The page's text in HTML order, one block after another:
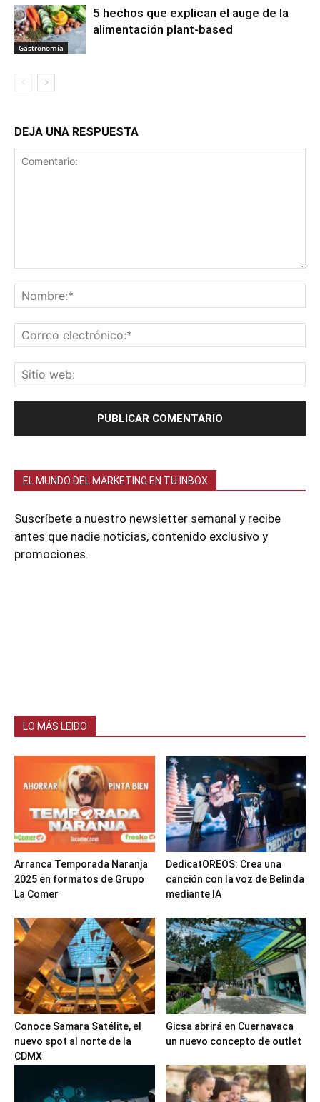
Gastronomía
5 hechos que explican el auge de la
alimentación plant-based
DEJA UNA RESPUESTA
EL MUNDO DEL MARKETING EN TU INBOX
Suscríbete a nuestro newsletter semanal y recibe
antes que nadie noticias, contenido exclusivo y
promociones.
LO MÁS LEIDO
Arranca Temporada Naranja
2025 en formatos de Grupo
La Comer
DedicatOREOS: Crea una
canción con la voz de Belinda
mediante IA
Conoce Samara Satélite, el
nuevo spot al norte de la
CDMX
Gicsa abrirá en Cuernavaca
un nuevo concepto de outlet